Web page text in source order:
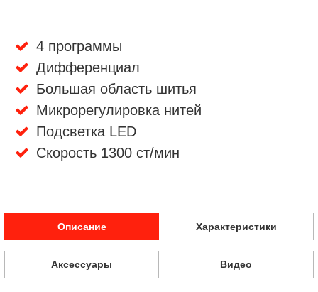
4 программы
Дифференциал
Большая область шитья
Микрорегулировка нитей
Подсветка LED
Скорость 1300 ст/мин
Описание Характеристики
Аксессуары Видео